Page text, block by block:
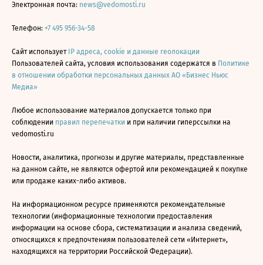
Электронная почта: news@vedomosti.ru
Телефон: +7 495 956-34-58
Сайт использует IP адреса, cookie и данные геолокации
Пользователей сайта, условия использования содержатся в Политике
в отношении обработки персональных данных АО «Бизнес Ньюс
Медиа»
Любое использование материалов допускается только при
соблюдении правил перепечатки и при наличии гиперссылки на
vedomosti.ru
Новости, аналитика, прогнозы и другие материалы, представленные
на данном сайте, не являются офертой или рекомендацией к покупке
или продаже каких-либо активов.
На информационном ресурсе применяются рекомендательные
технологии (информационные технологии предоставления
информации на основе сбора, систематизации и анализа сведений,
относящихся к предпочтениям пользователей сети «Интернет»,
находящихся на территории Российской Федерации).